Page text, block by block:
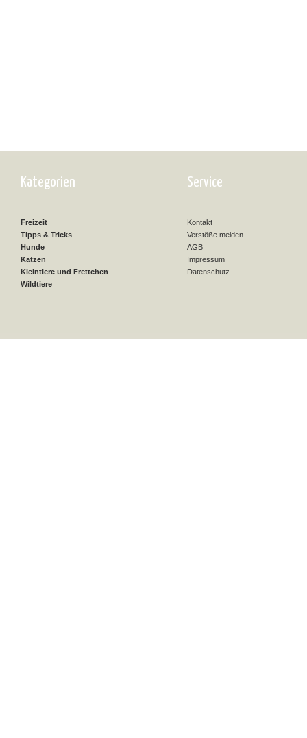
Kategorien
Freizeit
Tipps & Tricks
Hunde
Katzen
Kleintiere und Frettchen
Wildtiere
Service
Kontakt
Verstöße melden
AGB
Impressum
Datenschutz